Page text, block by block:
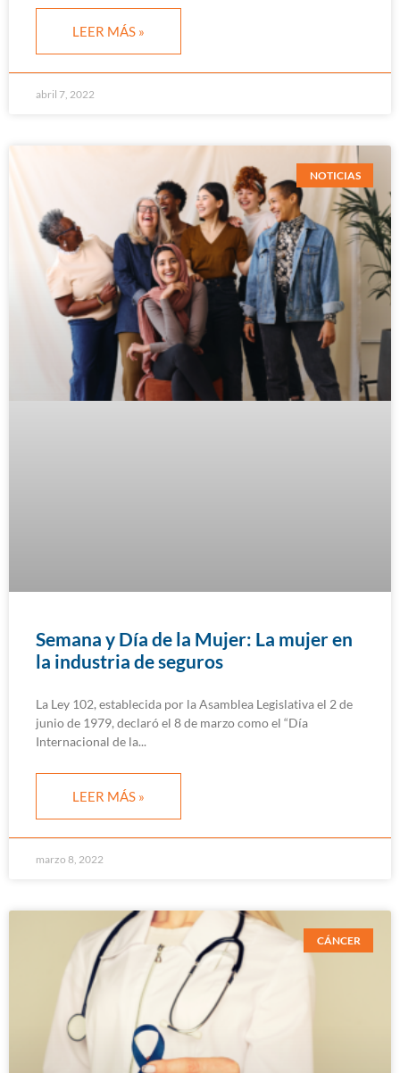
LEER MÁS »
abril 7, 2022
NOTICIAS
Semana y Día de la Mujer: La mujer en
la industria de seguros
La Ley 102, establecida por la Asamblea Legislativa el 2 de
junio de 1979, declaró el 8 de marzo como el “Día
Internacional de la
LEER MÁS »
marzo 8, 2022
CÁNCER